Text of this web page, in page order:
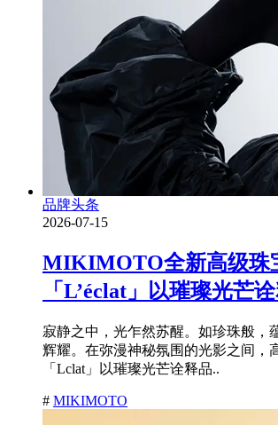
品牌头条
2026-07-15
MIKIMOTO全新高级珠
「L’éclat」以璀璨光芒
寂静之中，光乍然苏醒。如珍珠般，
辉耀。在弥漫神秘氛围的光影之间，
「Lclat」以璀璨光芒诠释品..
# MIKIMOTO